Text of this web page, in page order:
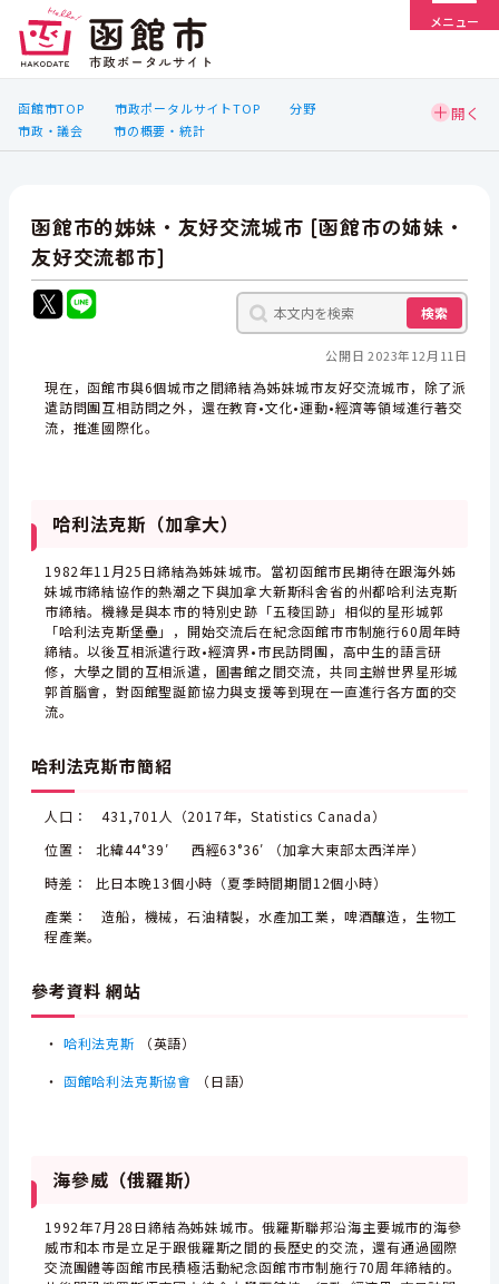
メニュー
函館市TOP 市政ポータルサイトTOP
分野
市政・議会
市の概要・統計
函館市的姊妹・友好交流城市 [函館市の姉妹・
友好交流都市]
検索
公開日 2023年12月11日
現在，函館市與6個城市之間締結為姊妹城市友好交流城市，除了派
遣訪問團互相訪問之外，還在教育•文化•運動•經濟等領域進行著交
流，推進國際化。
哈利法克斯（加拿大）
1982年11月25日締結為姊妹城市。當初函館市民期待在跟海外姊
妹城市締結協作的熱潮之下與加拿大新斯科舍省的州都哈利法克斯
市締結。機緣是與本市的特別史跡「五稜囯跡」相似的星形城郭
「哈利法克斯堡壘」，開始交流后在紀念函館市市制施行60周年時
締結。以後互相派遣行政•經濟界•市民訪問團，高中生的語言研
修，大學之間的互相派遣，圖書館之間交流，共同主辦世界星形城
郭首腦會，對函館聖誕節協力與支援等到現在一直進行各方面的交
流。
哈利法克斯市簡紹
人口： 431,701人（2017年，Statistics Canada）
位置： 北緯44°39′ 西經63°36′ （加拿大東部太西洋岸）
時差： 比日本晚13個小時（夏季時間期間12個小時）
產業： 造船，機械，石油精製，水產加工業，啤酒釀造，生物工
程產業。
參考資料 網站
・ 哈利法克斯 （英語）
・ 函館哈利法克斯協會 （日語）
海參威（俄羅斯）
1992年7月28日締結為姊妹城市。俄羅斯聯邦沿海主要城市的海參
威市和本市是立足于跟俄羅斯之間的長歷史的交流，還有通過國際
交流團體等函館市民積極活動紀念函館市市制施行70周年締結的。